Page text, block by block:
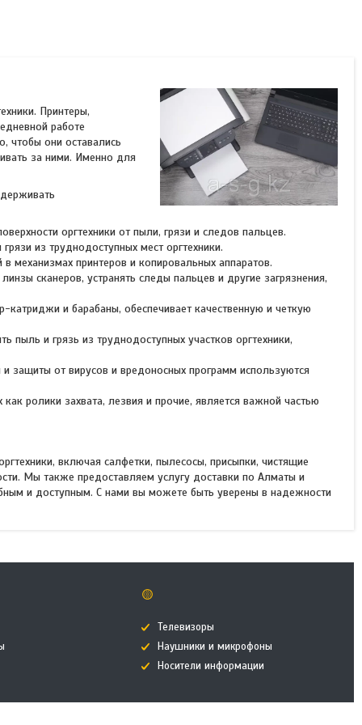
Принтеры,
работе
чтобы они оставались
за ними. Именно для
оргтехники от пыли, грязи и следов пальцев.
из труднодоступных мест оргтехники.
механизмах принтеров и копировальных аппаратов.
сканеров, устранять следы пальцев и другие загрязнения,
катриджи и барабаны, обеспечивает качественную и четкую
пыль и грязь из труднодоступных участков оргтехники,
защиты от вирусов и вредоносных программ используются
ролики захвата, лезвия и прочие, является важной частью
включая салфетки, пылесосы, присыпки, чистящие
Мы также предоставляем услугу доставки по Алматы и
и доступным. С нами вы можете быть уверены в надежности
🟡
Телевизоры
Наушники и микрофоны
Носители информации